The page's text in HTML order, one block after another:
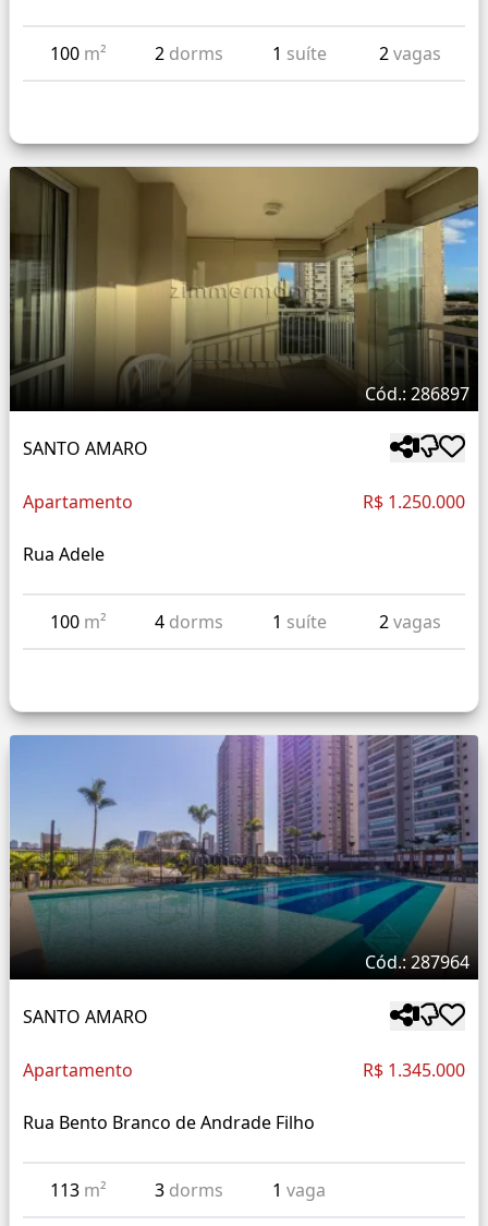
100 m² 2 dorms 1 suíte 2vagas
Cód.: 286897
SANTO AMARO
Apartamento R$ 1.250.000
Rua Adele
100 m² 4 dorms 1 suíte 2vagas
Cód.: 287964
SANTO AMARO
Apartamento R$ 1.345.000
Rua Bento Branco de Andrade Filho
113 m² 3 dorms 1vaga